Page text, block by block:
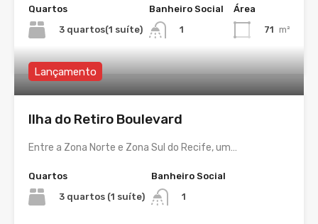
Quartos
3 quartos(1 suíte)
Banheiro Social
1
Área
71 m²
Lançamento
Ilha do Retiro Boulevard
Entre a Zona Norte e Zona Sul do Recife, um…
Quartos
3 quartos (1 suíte)
Banheiro Social
1